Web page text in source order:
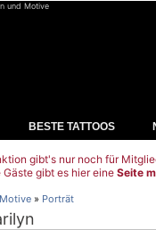
und Motive
BESTE TATTOOS
gibt's nur noch für
Gäste gibt es hier eine Seite
Motive » Porträt